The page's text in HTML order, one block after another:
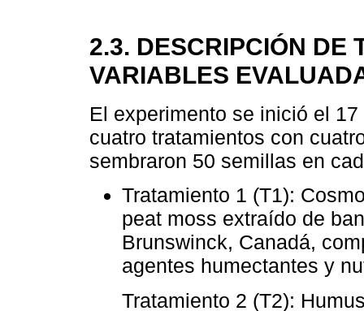
2.3. DESCRIPCIÓN DE
VARIABLES
El experimento se inició el
cuatro tratamientos con
sembraron 50 semillas en
Tratamiento 1 (T1):
peat moss extraído de
Brunswinck, Canadá,
agentes humectantes y
Tratamiento 2 (T2):